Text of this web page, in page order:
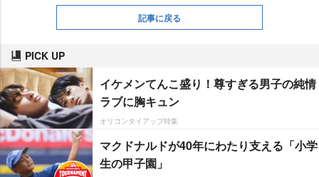
記事に戻る
PICK UP
イケメンてんこ盛り！尊すぎる男子の純情
ラブに胸キュン
オリコンタイアップ特集
マクドナルドが40年にわたり支える「小学
生の甲子園」